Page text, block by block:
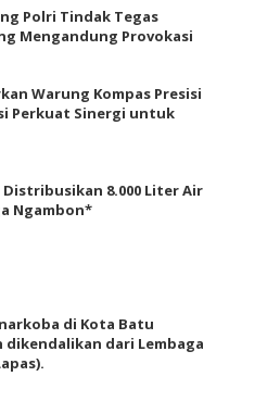
Polri Tindak Tegas
Mengandung Provokasi
Warung Kompas Presisi
Perkuat Sinergi untuk
8.000 Liter Air
Ngambon*
di Kota Batu
dikendalikan dari Lembaga